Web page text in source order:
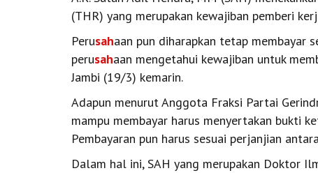
(THR) yang merupakan kewajiban pemberi
Perusahaan pun diharapkan tetap membayar
perusahaan mengetahui kewajiban untuk
Jambi (19/3) kemarin.
Adapun menurut Anggota Fraksi Partai
mampu membayar harus menyertakan bukti
Pembayaran pun harus sesuai perjanjian
Dalam hal ini, SAH yang merupakan Doktor